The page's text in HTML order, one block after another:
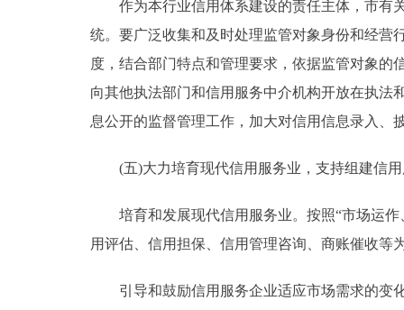
作为本行业信用体系建设的责任主体，市有关
统。要广泛收集和及时处理监管对象身份和经营
度，结合部门特点和管理要求，依据监管对象
向其他执法部门和信用服务中介机构开放在执法
息公开的监督管理工作，加大对信用信息录入、
(五)大力培育现代信用服务业，支持组建信用
培育和发展现代信用服务业。按照“市场运作
用评估、信用担保、信用管理咨询、商账催收等
引导和鼓励信用服务企业适应市场需求的变化